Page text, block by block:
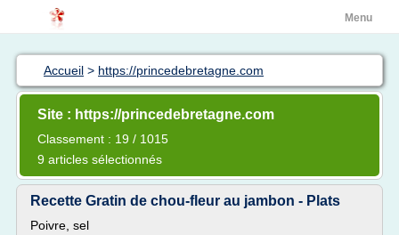
Menu
Accueil > https://princedebretagne.com
Site : https://princedebretagne.com
Classement : 19 / 1015
9 articles sélectionnés
Recette Gratin de chou-fleur au jambon - Plats
Poivre, sel